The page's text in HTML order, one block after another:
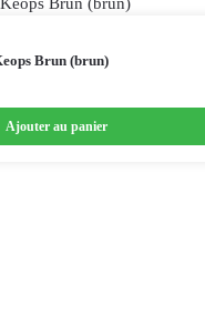
Brun (brun)
Ajouter au panier